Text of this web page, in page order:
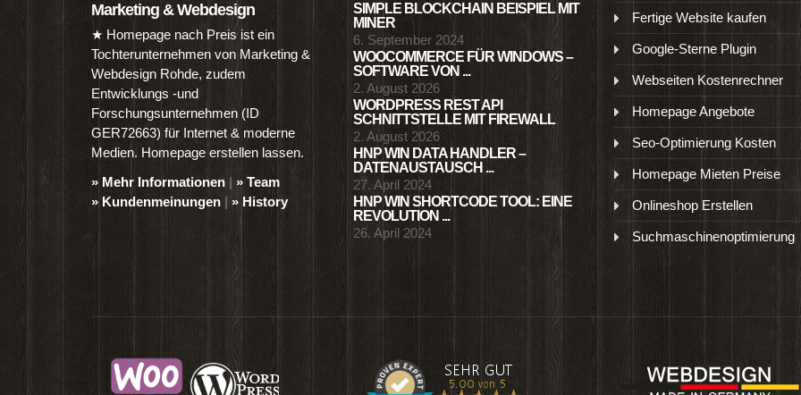
Marketing & Webdesign
★ Homepage nach Preis ist ein
Tochterunternehmen von Marketing &
Webdesign Rohde, zudem
Entwicklungs -und
Forschungsunternehmen (ID
GER72663) für Internet & moderne
Medien. Homepage erstellen lassen.
» Mehr Informationen | » Team
» Kundenmeinungen | » History
SIMPLE BLOCKCHAIN BEISPIEL MIT
MINER
6. September 2024
WOOCOMMERCE FÜR WINDOWS –
SOFTWARE VON ...
2. August 2026
WORDPRESS REST API
SCHNITTSTELLE MIT FIREWALL
2. August 2026
HNP WIN DATA HANDLER –
DATENAUSTAUSCH ...
27. April 2024
HNP WIN SHORTCODE TOOL: EINE
REVOLUTION ...
26. April 2024
Fertige Website kaufen
Google-Sterne Plugin
Webseiten Kostenrechner
Homepage Angebote
Seo-Optimierung Kosten
Homepage Mieten Preise
Onlineshop Erstellen
Suchmaschinenoptimierung